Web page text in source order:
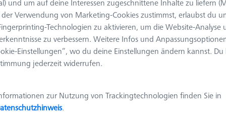
Ergebnisse
Empfohlen
Schlossbolzen für Schwenkarm - Ø12, 2
Stück
Material
Aluminium
Raster AF25
und um auf deine Interessen zugeschnittene Inhalte zu liefern
Verwendung von Marketing-Cookies zustimmst, erlaubst du
Technologien zu aktivieren, um die Website-Analyse
zu verbessern. Weitere Infos und
Einstellungen“, wo du deine Einstellungen ändern kannst.
jederzeit widerrufen.
zur Nutzung von Trackingtechnologien finden Sie in
.